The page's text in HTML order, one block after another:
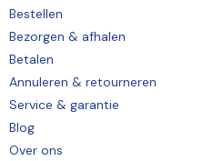
Bestellen
Bezorgen & afhalen
Betalen
Annuleren & retourneren
Service & garantie
Blog
Over ons